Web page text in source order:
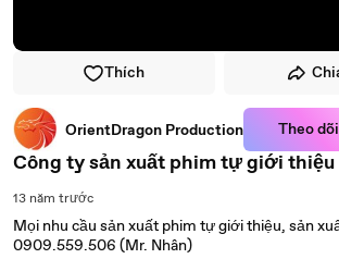
Thích
OrientDragon Production Theo dõi
Công ty sản xuất phim tự giới thiệu
13 năm trước
Mọi nhu cầu sản xuất phim tự giới thiệu, sản
0909.559.506 (Mr. Nhân)